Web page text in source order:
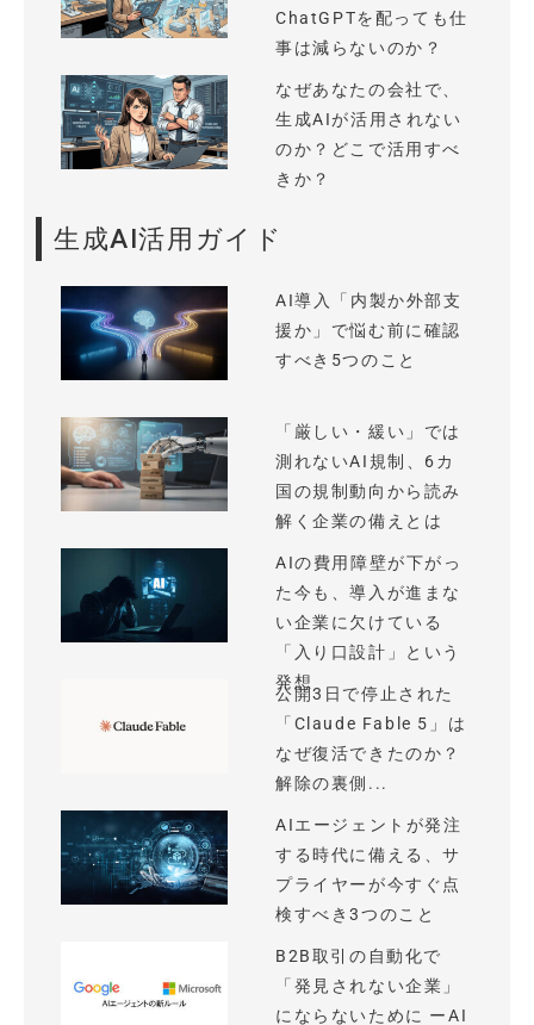
ChatGPTを配っても仕
事は減らないのか？
なぜあなたの会社で、
生成AIが活用されない
のか？どこで活用すべ
きか？
生成AI活用ガイド
AI導入「内製か外部支
援か」で悩む前に確認
すべき5つのこと
「厳しい・緩い」では
測れないAI規制、6カ
国の規制動向から読み
解く企業の備えとは
AIの費用障壁が下がっ
た今も、導入が進まな
い企業に欠けている
「入り口設計」という
発想
公開3日で停止された
「Claude Fable 5」は
なぜ復活できたのか？
解除の裏側...
AIエージェントが発注
する時代に備える、サ
プライヤーが今すぐ点
検すべき3つのこと
B2B取引の自動化で
「発見されない企業」
にならないために ーAI